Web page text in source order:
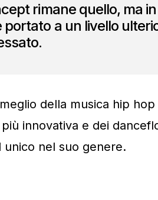
rimane quello, ma
portato a un livello
della musica hip
più innovativa e dei
unico nel suo genere.